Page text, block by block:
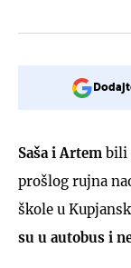
Saša i Artem bili
prošlog rujna
škole u
su u autobus i